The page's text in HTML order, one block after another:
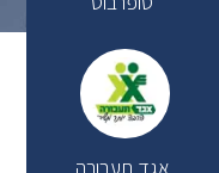
אגד תעבורה